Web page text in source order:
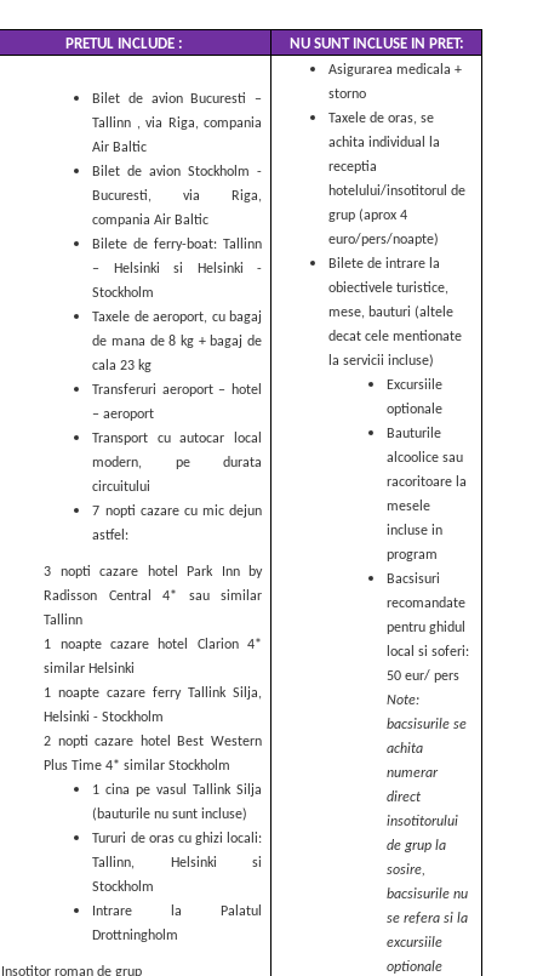
PRETUL INCLUDE : NU SUNT INCLUSE IN PRET:
Bilet de avion Bucuresti –
Tallinn , via Riga, compania
Air Baltic
Bilet de avion Stockholm -
Bucuresti, via Riga,
compania Air Baltic
Bilete de ferry-boat: Tallinn
– Helsinki si Helsinki -
Stockholm
Taxele de aeroport, cu bagaj
de mana de 8 kg + bagaj de
cala 23 kg
Transferuri aeroport – hotel
– aeroport
Transport cu autocar local
modern, pe durata
circuitului
7 nopti cazare cu mic dejun
astfel:
3 nopti cazare hotel Park Inn by
Radisson Central 4* sau similar
Tallinn
1 noapte cazare hotel Clarion 4*
similar Helsinki
1 noapte cazare ferry Tallink Silja,
Helsinki - Stockholm
2 nopti cazare hotel Best Western
Plus Time 4* similar Stockholm
1 cina pe vasul Tallink Silja
(bauturile nu sunt incluse)
Tururi de oras cu ghizi locali:
Tallinn, Helsinki si
Stockholm
Intrare la Palatul
Drottningholm
roman de grup
Asigurarea medicala +
storno
Taxele de oras, se
achita individual la
receptia
hotelului/insotitorul de
grup (aprox 4
euro/pers/noapte)
Bilete de intrare la
obiectivele turistice,
mese, bauturi (altele
decat cele mentionate
la servicii incluse)
Excursiile
optionale
Bauturile
alcoolice sau
racoritoare la
mesele
incluse in
program
Bacsisuri
recomandate
pentru ghidul
local si soferi:
50 eur/ pers
Note:
bacsisurile se
achita
numerar
direct
insotitorului
de grup la
sosire,
bacsisurile nu
se refera si la
excursiile
optionale